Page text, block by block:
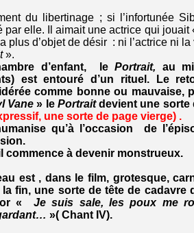
du libertinage ; si l’infortunée
par elle. Il aimait une actrice qui jouait
plus d’objet de désir : ni l’actrice ni
».
d’enfant, lePortrait, au
est entouré d’un rituel. Le
comme bonne ou mauvaise,
Vane » le Portraitdevient une sorte
une sorte de page vierge) .
qu’à l’occasion de
commence à devenir monstrueux.
est , dans le film, grotesque,
la fin, une sorte de tête de cadavre
« Je suis sale, les poux me
»( Chant IV).